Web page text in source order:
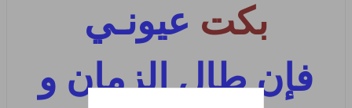
بكت عيونـي
فإن طال الزمان و